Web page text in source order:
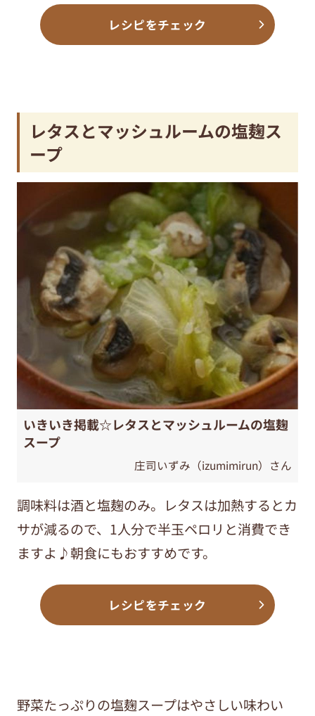
レシピをチェック
レタスとマッシュルームの塩麹ス
ープ
いきいき掲載☆レタスとマッシュルームの塩麹
スープ
庄司いずみ（izumimirun）さん
調味料は酒と塩麹のみ。レタスは加熱するとカ
サが減るので、1人分で半玉ペロリと消費でき
ますよ♪朝食にもおすすめです。
レシピをチェック
野菜たっぷりの塩麹スープはやさしい味わい